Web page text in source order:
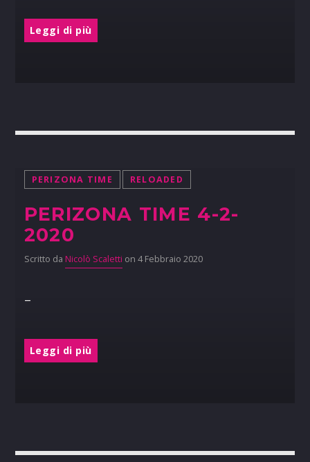
Leggi di più
PERIZONA TIME RELOADED
PERIZONA TIME 4-2-
2020
Scritto da Nicolò Scaletti on 4 Febbraio 2020
–
Leggi di più